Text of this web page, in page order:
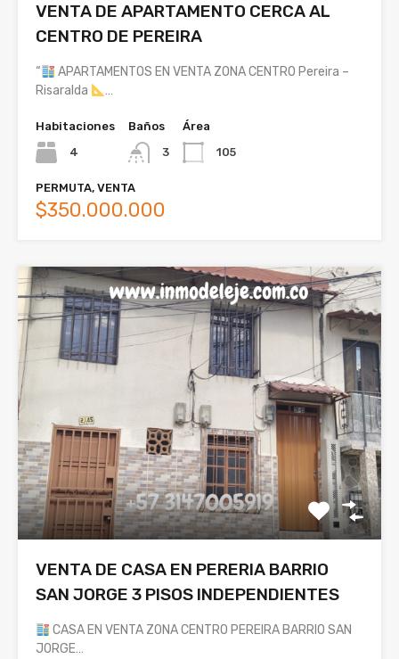
VENTA DE APARTAMENTO CERCA AL
CENTRO DE PEREIRA
“
APARTAMENTOS EN VENTA ZONA CENTRO Pereira –
Risaralda
…
Habitaciones
4
Baños
3
Área
105
PERMUTA, VENTA
$350.000.000
VENTA DE CASA EN PERERIA BARRIO
SAN JORGE 3 PISOS INDEPENDIENTES
CASA EN VENTA ZONA CENTRO PEREIRA BARRIO SAN
JORGE…